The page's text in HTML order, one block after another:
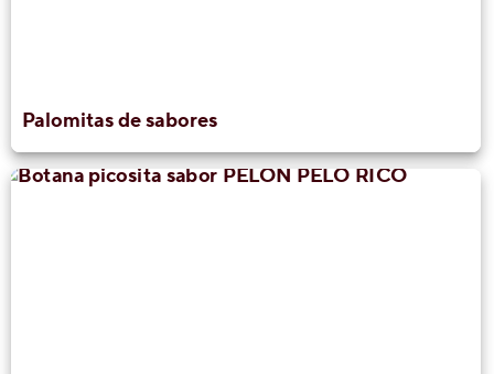
Palomitas de sabores